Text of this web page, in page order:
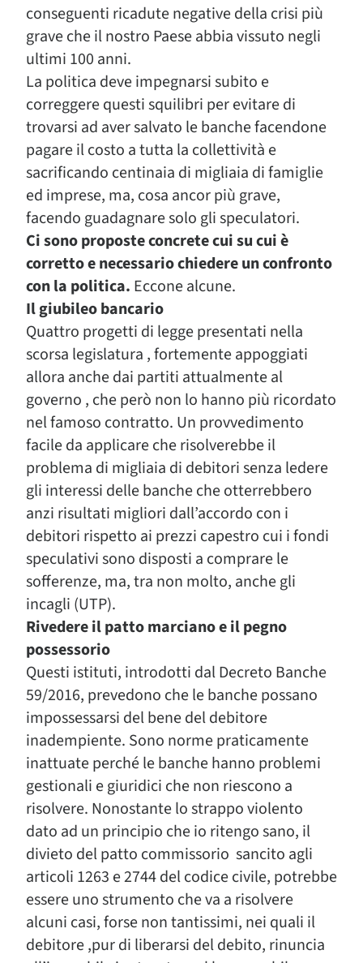
conseguenti ricadute negative della crisi più
grave che il nostro Paese abbia vissuto negli
ultimi 100 anni.
La politica deve impegnarsi subito e
correggere questi squilibri per evitare di
trovarsi ad aver salvato le banche facendone
pagare il costo a tutta la collettività e
sacrificando centinaia di migliaia di famiglie
ed imprese, ma, cosa ancor più grave,
facendo guadagnare solo gli speculatori.
Ci sono proposte concrete cui su cui è
corretto e necessario chiedere un confronto
con la politica. Eccone alcune.
Il giubileo bancario
Quattro progetti di legge presentati nella
scorsa legislatura , fortemente appoggiati
allora anche dai partiti attualmente al
governo , che però non lo hanno più ricordato
nel famoso contratto. Un provvedimento
facile da applicare che risolverebbe il
problema di migliaia di debitori senza ledere
gli interessi delle banche che otterrebbero
anzi risultati migliori dall’accordo con i
debitori rispetto ai prezzi capestro cui i fondi
speculativi sono disposti a comprare le
sofferenze, ma, tra non molto, anche gli
incagli (UTP).
Rivedere il patto marciano e il pegno
possessorio
Questi istituti, introdotti dal Decreto Banche
59/2016, prevedono che le banche possano
impossessarsi del bene del debitore
inadempiente. Sono norme praticamente
inattuate perché le banche hanno problemi
gestionali e giuridici che non riescono a
risolvere. Nonostante lo strappo violento
dato ad un principio che io ritengo sano, il
divieto del patto commissorio sancito agli
articoli 1263 e 2744 del codice civile, potrebbe
essere uno strumento che va a risolvere
alcuni casi, forse non tantissimi, nei quali il
debitore ,pur di liberarsi del debito, rinuncia